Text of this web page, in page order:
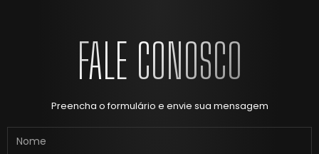
FALE CONOSCO
Preencha o formulário e envie sua mensagem